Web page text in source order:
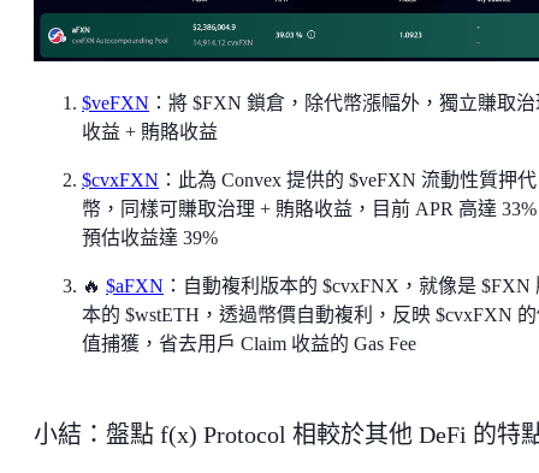
$veFXN ：將 $FXN 鎖倉，除代幣漲幅外，獨立賺取
收益 + 賄賂收益
$cvxFXN ：此為 Convex 提供的 $veFXN 流動性質押代
幣，同樣可賺取治理 + 賄賂收益，目前 APR 高達
預估收益達 39%
🔥 $aFXN ：自動複利版本的 $cvxFNX，就像是 $FXN
本的 $wstETH，透過幣價自動複利，反映 $cvxFXN
值捕獲，省去用戶 Claim 收益的 Gas Fee
小結：盤點 f(x) Protocol 相較於其他 DeFi 的特